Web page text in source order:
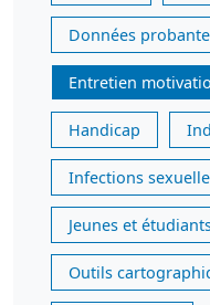
Données
Entretien
Handicap
Infections
Jeunes et
Outils